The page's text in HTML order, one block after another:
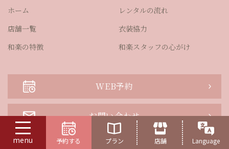
menu 予約する プラン 店舗 Language
ホーム
店舗一覧
和楽の特徴
レンタルの流れ
衣装協力
和楽スタッフの心がけ
WEB予約
お問い合わせ
よくある質問